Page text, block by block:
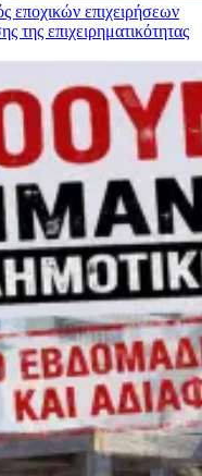
εποχικών επιχειρήσεων
της επιχειρηματικότητας